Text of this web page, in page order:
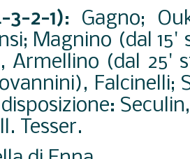
3-2-1): Gagno;
Magnino (dal 15'
Armellino (dal 25'
Falcinelli;
Tesser.